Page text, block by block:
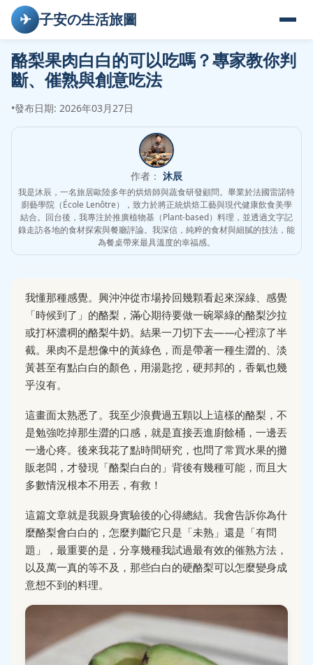
✈ 子安の生活旅圖
酪梨果肉白白的可以吃嗎？專家教你判
斷、催熟與創意吃法
•發布日期: 2026年03月27日
作者： 沐辰
我是沐辰，一名旅居歐陸多年的烘焙師與蔬食研發顧問。畢業於法國雷諾特
廚藝學院（École Lenôtre），致力於將正統烘焙工藝與現代健康飲食美學
結合。回台後，我專注於推廣植物基（Plant-based）料理，並透過文字記
錄走訪各地的食材探索與餐廳評論。我深信，純粹的食材與細膩的技法，能
為餐桌帶來最具溫度的幸福感。
我懂那種感覺。興沖沖從市場拎回幾顆看起來深綠、感覺
「時候到了」的酪梨，滿心期待要做一碗翠綠的酪梨沙拉
或打杯濃稠的酪梨牛奶。結果一刀切下去——心裡涼了半
截。果肉不是想像中的黃綠色，而是帶著一種生澀的、淡
黃甚至有點白白的顏色，用湯匙挖，硬邦邦的，香氣也幾
乎沒有。
這畫面太熟悉了。我至少浪費過五顆以上這樣的酪梨，不
是勉強吃掉那生澀的口感，就是直接丟進廚餘桶，一邊丟
一邊心疼。後來我花了點時間研究，也問了常買水果的攤
販老闆，才發現「酪梨白白的」背後有幾種可能，而且大
多數情況根本不用丟，有救！
這篇文章就是我親身實驗後的心得總結。我會告訴你為什
麼酪梨會白白的，怎麼判斷它只是「未熟」還是「有問
題」，最重要的是，分享幾種我試過最有效的催熟方法，
以及萬一真的等不及，那些白白的硬酪梨可以怎麼變身成
意想不到的料理。